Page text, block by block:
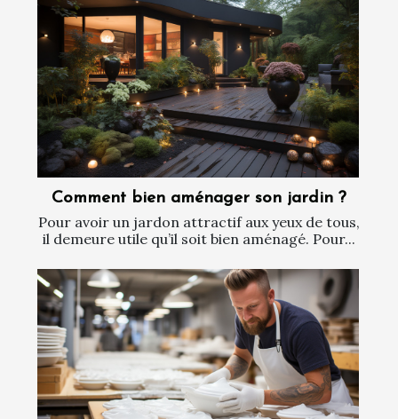
Comment bien aménager son jardin ?
Pour avoir un jardon attractif aux yeux de tous,
il demeure utile qu’il soit bien aménagé. Pour...